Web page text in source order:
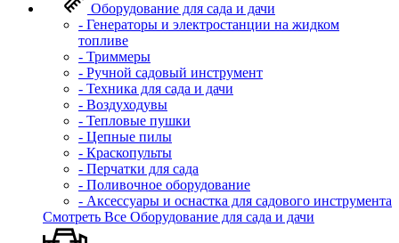
Оборудование для сада и дачи
- Генераторы и электростанции на жидком
топливе
- Триммеры
- Ручной садовый инструмент
- Техника для сада и дачи
- Воздуходувы
- Тепловые пушки
- Цепные пилы
- Краскопульты
- Перчатки для сада
- Поливочное оборудование
- Аксессуары и оснастка для садового инструмента
Смотреть Все Оборудование для сада и дачи